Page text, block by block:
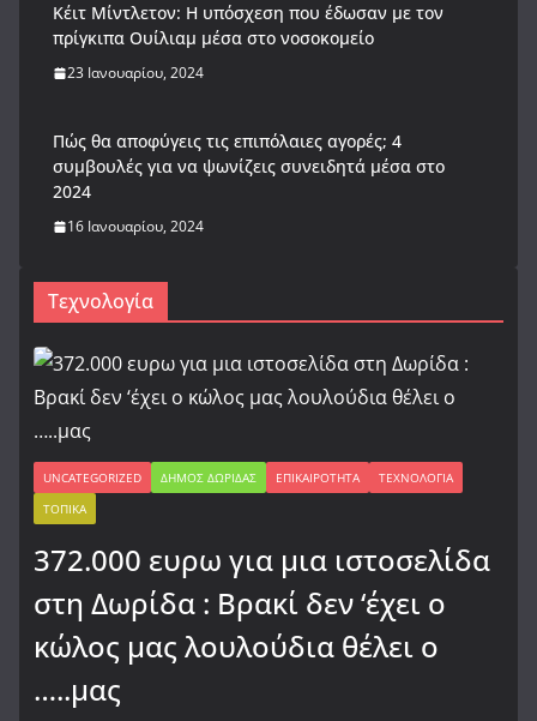
Κέιτ Μίντλετον: Η υπόσχεση που έδωσαν με τον
πρίγκιπα Ουίλιαμ μέσα στο νοσοκομείο
23 Ιανουαρίου, 2024
Πώς θα αποφύγεις τις επιπόλαιες αγορές; 4
συμβουλές για να ψωνίζεις συνειδητά μέσα στο
2024
16 Ιανουαρίου, 2024
Τεχνολογία
UNCATEGORIZED ΔΉΜΟΣ ΔΩΡΊΔΑΣ ΕΠΙΚΑΙΡΌΤΗΤΑ
ΤΕΧΝΟΛΟΓΊΑ
ΤΟΠΙΚΆ
372.000 ευρω για μια ιστοσελίδα
στη Δωρίδα : Βρακί δεν ‘έχει ο
κώλος μας λουλούδια θέλει ο
…..μας